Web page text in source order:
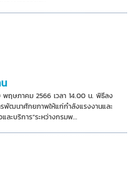
ฤษภาคม 2566 เวลา 14.00 น. พิธีลง
รพัฒนาศักยภาพให้แก่กำลังแรงงานและ
ละบริการ”ระหว่างกรมพ...